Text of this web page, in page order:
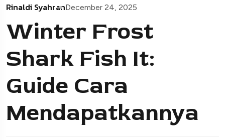
Rinaldi SyahranDecember 24, 2025
Winter Frost
Shark Fish It:
Guide Cara
Mendapatkannya